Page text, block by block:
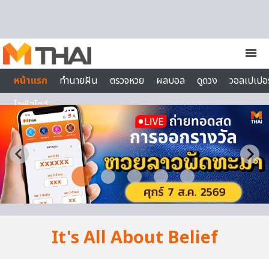
menu
หน้าแรก
ทำนายฝัน ตรวจหวย ผลบอล ดูดวง
วอลเปเป
ไลฟ์สไตล์
It's All About Belief